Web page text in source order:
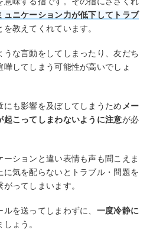
ュニケーション力が低下してトラブ
を教えてくれています。
な言動をしてしまったり、友だち
してしまう可能性が高いでしょ
にも影響を及ぼしてしまうため メー
起こってしまわないように注意が必
ーションと違い表情も声も聞こえま
気を配らないとトラブル・問題を
ってしまいます。
を送ってしまわずに、 一度冷静に
しょう。